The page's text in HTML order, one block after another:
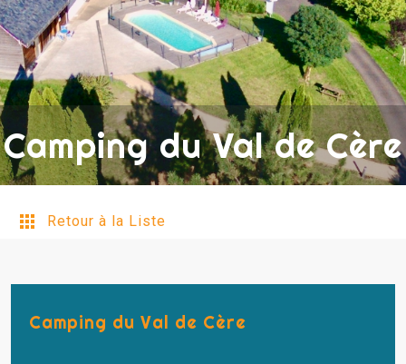
Camping du Val de Cère
Retour à la Liste
Camping du Val de Cère